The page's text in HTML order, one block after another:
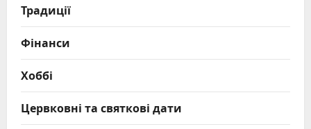
Традиції
Фінанси
Хоббі
Цервковні та святкові дати